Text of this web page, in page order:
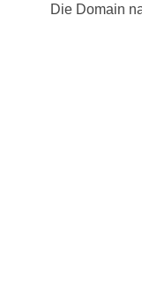
Die Domain